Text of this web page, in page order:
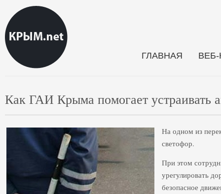
ГЛАВНАЯ
Как ГАИ Крыма помогает устраивать
На одном из
светофор.
При этом
урегулировать
безопасное